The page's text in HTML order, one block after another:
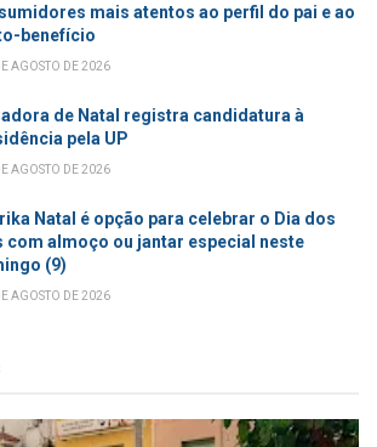
mais atentos ao perfil do pai e ao
benefício
AGOSTO DE 2026
de Natal registra candidatura à
pela UP
AGOSTO DE 2026
Natal é opção para celebrar o Dia dos
com almoço ou jantar especial neste
(9)
AGOSTO DE 2026